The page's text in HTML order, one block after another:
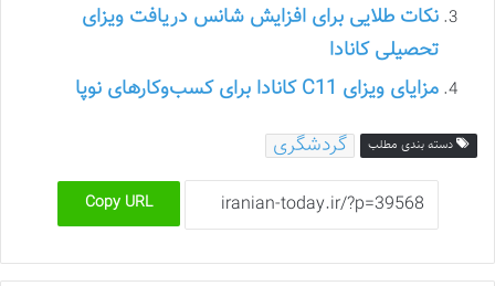
نکات طلایی برای افزایش شانس دریافت ویزای
تحصیلی کانادا
مزایای ویزای C11 کانادا برای کسب‌وکارهای نوپا
دسته بندی مطلب گردشگری
Copy URL